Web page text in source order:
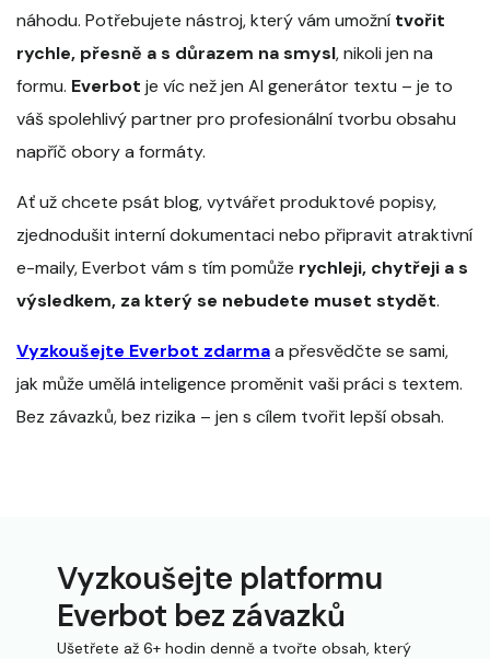
náhodu. Potřebujete nástroj, který vám umožní tvořit
rychle, přesně a s důrazem na smysl, nikoli jen na
formu. Everbot je víc než jen AI generátor textu – je to
váš spolehlivý partner pro profesionální tvorbu obsahu
napříč obory a formáty.
Ať už chcete psát blog, vytvářet produktové popisy,
zjednodušit interní dokumentaci nebo připravit atraktivní
e-maily, Everbot vám s tím pomůže rychleji, chytřeji a s
výsledkem, za který se nebudete muset stydět.
Vyzkoušejte Everbot zdarmaa přesvědčte se sami,
jak může umělá inteligence proměnit vaši práci s textem.
Bez závazků, bez rizika – jen s cílem tvořit lepší obsah.
Vyzkoušejte platformu
Everbot bez závazků
Ušetřete až 6+ hodin denně a tvořte obsah, který